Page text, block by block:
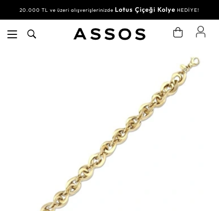
20.000 TL ve üzeri alışverişlerinizde Lotus Çiçeği Kolye HEDİYE!